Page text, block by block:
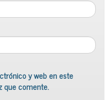
y web en este
que comente.